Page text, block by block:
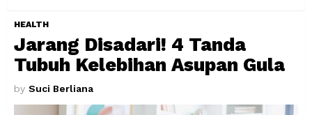
HEALTH
Jarang Disadari! 4 Tanda
Tubuh Kelebihan Asupan Gula
by Suci Berliana